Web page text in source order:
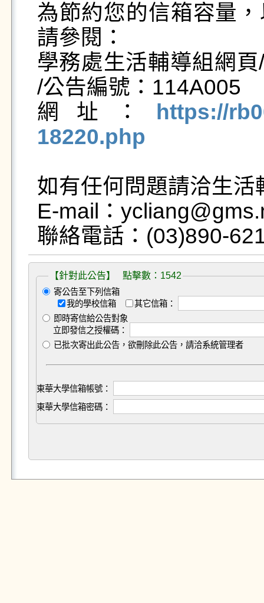
為節約您的信箱容量
請參閱：
學務處生活輔導組網
/公告編號：114A005
網址：
https://
18220.php
如有任何問題請洽生
E-mail：
【針對此公告】 點擊數：1542
寄公告至下列信箱
我的學校信箱
其它信箱：
即時寄信給公告對象
立即發信之授權碼：
已批次寄出此公告，欲刪除此公告，請洽系統管理者
東華大學信箱帳號：
東華大學信箱密碼：